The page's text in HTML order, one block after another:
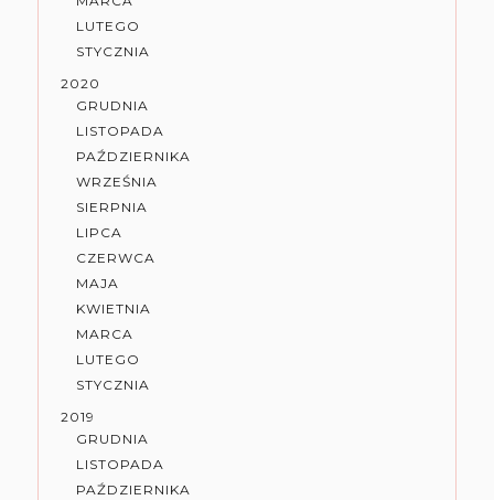
LUTEGO
STYCZNIA
2020
GRUDNIA
LISTOPADA
PAŹDZIERNIKA
WRZEŚNIA
SIERPNIA
LIPCA
CZERWCA
MAJA
KWIETNIA
MARCA
LUTEGO
STYCZNIA
2019
GRUDNIA
LISTOPADA
PAŹDZIERNIKA